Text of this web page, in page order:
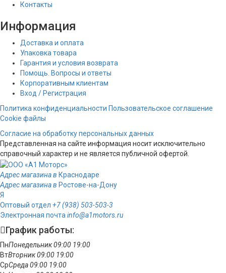
Контакты
Информация
Доставка и оплата
Упаковка товара
Гарантия и условия возврата
Помощь. Вопросы и ответы
Корпоративным клиентам
Вход / Регистрация
Политика конфиденциальности Пользовательское соглашение
Cookie файлы
Согласие на обработку персональных данных
Представленная на сайте информация носит исключительно
справочный характер и не является публичной офертой.
Адрес магазина в Краснодаре
Адрес магазина в Ростове-на-Дону
Я
Оптовый отдел +7 (938) 503-503-3
Электронная почта info@a1motors.ru
График работы:
ПнПонедельник09:00 19:00
ВтВторник09:00 19:00
СрСреда09:00 19:00